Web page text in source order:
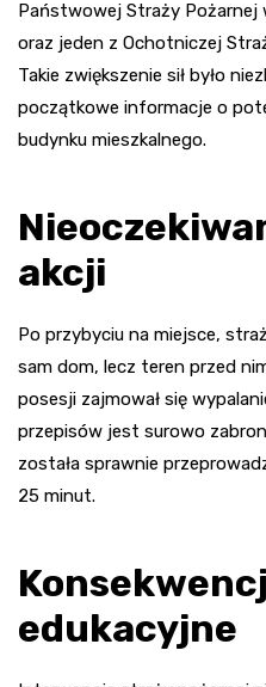
Państwowej Straży Pożarnej
oraz jeden z Ochotniczej
Takie zwiększenie sił było
początkowe informacje o
budynku mieszkalnego.
akcji
Po przybyciu na miejsce,
sam dom, lecz teren przed
posesji zajmował się
przepisów jest surowo
została sprawnie
25 minut.
edukacyjne